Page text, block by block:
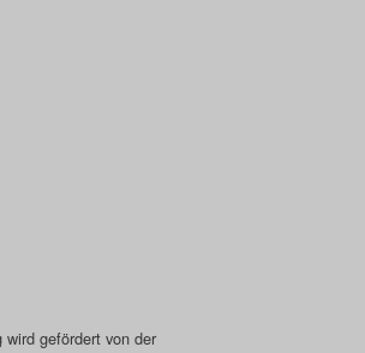
wird gefördert von der